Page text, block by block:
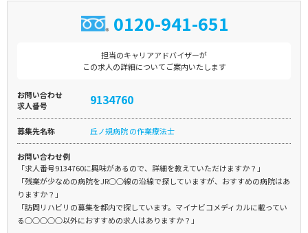
0120-941-651
担当のキャリアアドバイザーが
この求人の詳細についてご案内いたします
お問い合わせ
求人番号
9134760
募集先名称 丘ノ規病院 の作業療法士
お問い合わせ例
「求人番号9134760に興味があるので、詳細を教えていただけますか？」
「残業が少なめの病院をJR○○線の沿線で探していますが、おすすめの病院はあ
りますか？」
「訪問リハビリの募集を都内で探しています。マイナビコメディカルに載ってい
る○○○○○以外におすすめの求人はありますか？」